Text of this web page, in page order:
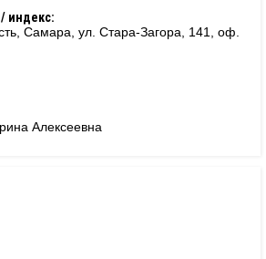
индекс:
Самара, ул. Стара-Загора, 141, оф.
Алексеевна